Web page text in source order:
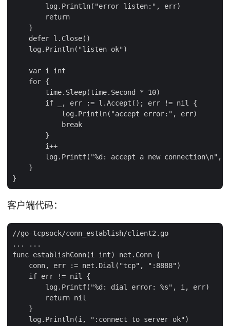
        log.Println("error listen:", err)
        return
    }
    defer l.Close()
    log.Println("listen ok")
    var i int
    for {
        time.Sleep(time.Second * 10)
        if _, err := l.Accept(); err != nil {
            log.Println("accept error:", err)
            break
        }
        i++
log.Printf("%d: accept a new connection\n",
    }
客户端代码：
//go-tcpsock/conn_establish/client2.go
... ...
func establishConn(i int) net.Conn {
    conn, err := net.Dial("tcp", ":8888")
    if err != nil {
        log.Printf("%d: dial error: %s", i, err)
        return nil
    }
    log.Println(i, ":connect to server ok")